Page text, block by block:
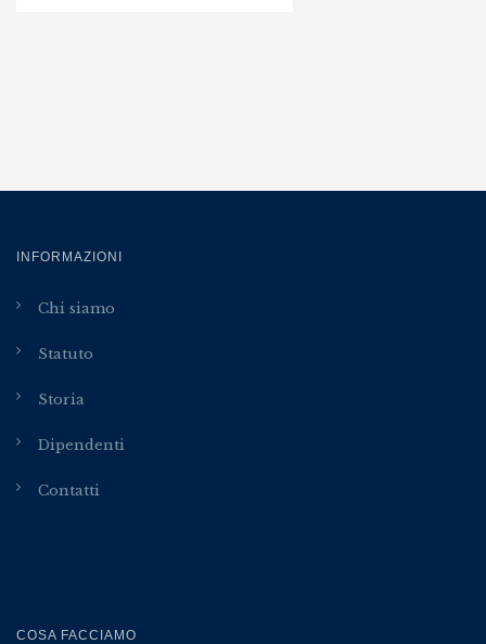
INFORMAZIONI
Chi siamo
Statuto
Storia
Dipendenti
Contatti
COSA FACCIAMO